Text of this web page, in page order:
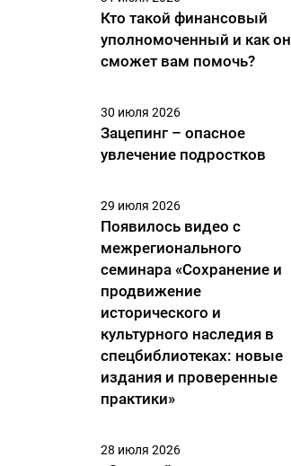
Кто такой финансовый
уполномоченный и как он
сможет вам помочь?
30 июля 2026
Зацепинг – опасное
увлечение подростков
29 июля 2026
Появилось видео с
межрегионального
семинара «Сохранение и
продвижение
исторического и
культурного наследия в
спецбиблиотеках: новые
издания и проверенные
практики»
28 июля 2026